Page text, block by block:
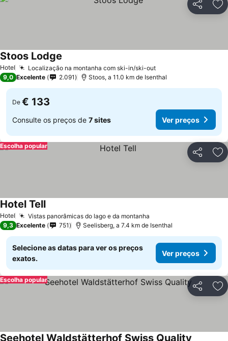
Partilhar
Hotel Localização na montanha com ski-in/ski-out
Stoos Lodge
9,0 Excelente 2.091 Stoos, a 11.0 km de Isenthal
De € 133
Consulte os preços de 7 sites Ver preços
Partilhar
Escolha popular
Hotel Vistas panorâmicas do lago e da montanha
Hotel Tell
9,3 Excelente 751 Seelisberg, a 7.4 km de Isenthal
Selecione as datas para ver os preços
exatos.
Ver preços
Partilhar
Escolha popular
Seehotel Waldstätterhof Swiss Quality